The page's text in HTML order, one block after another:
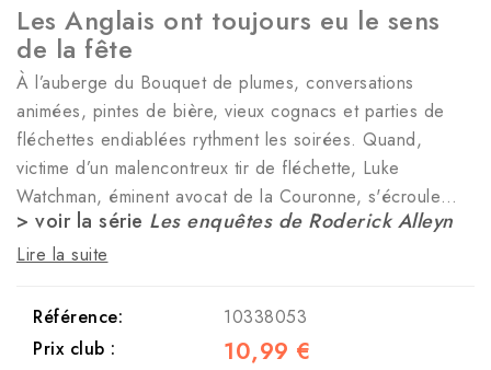
Les Anglais ont toujours eu le sens
de la fête
À l’auberge du Bouquet de plumes, conversations
animées, pintes de bière, vieux cognacs et parties de
fléchettes endiablées rythment les soirées. Quand,
victime d’un malencontreux tir de fléchette, Luke
Watchman, éminent avocat de la Couronne, s'écroule…
> voir la série Les enquêtes de Roderick Alleyn
Lire la suite
Référence:
10338053
Prix club :
10,99 €